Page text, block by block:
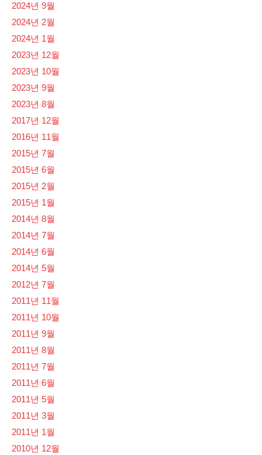
2024년 9월
2024년 2월
2024년 1월
2023년 12월
2023년 10월
2023년 9월
2023년 8월
2017년 12월
2016년 11월
2015년 7월
2015년 6월
2015년 2월
2015년 1월
2014년 8월
2014년 7월
2014년 6월
2014년 5월
2012년 7월
2011년 11월
2011년 10월
2011년 9월
2011년 8월
2011년 7월
2011년 6월
2011년 5월
2011년 3월
2011년 1월
2010년 12월